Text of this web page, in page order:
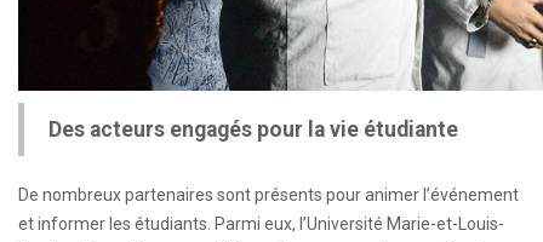
Des acteurs engagés pour la vie étudiante
De nombreux partenaires sont présents pour animer l’événement
et informer les étudiants. Parmi eux, l’Université Marie-et-Louis-